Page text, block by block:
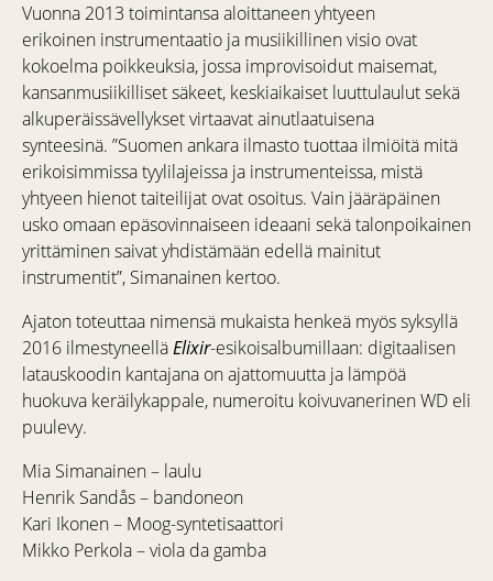
Vuonna 2013 toimintansa aloittaneen yhtyeen
erikoinen instrumentaatio ja musiikillinen visio ovat
kokoelma poikkeuksia, jossa improvisoidut maisemat,
kansanmusiikilliset säkeet, keskiaikaiset luuttulaulut sekä
alkuperäissävellykset virtaavat ainutlaatuisena
synteesinä. ”Suomen ankara ilmasto tuottaa ilmiöitä mitä
erikoisimmissa tyylilajeissa ja instrumenteissa, mistä
yhtyeen hienot taiteilijat ovat osoitus. Vain jääräpäinen
usko omaan epäsovinnaiseen ideaani sekä talonpoikainen
yrittäminen saivat yhdistämään edellä mainitut
instrumentit”, Simanainen kertoo.
Ajaton toteuttaa nimensä mukaista henkeä myös syksyllä
2016 ilmestyneelläElixir-esikoisalbumillaan: digitaalisen
latauskoodin kantajana on ajattomuutta ja lämpöä
huokuva keräilykappale, numeroitu koivuvanerinen WD eli
puulevy.
Mia Simanainen – laulu
Henrik Sandås – bandoneon
Kari Ikonen – Moog-syntetisaattori
Mikko Perkola – viola da gamba